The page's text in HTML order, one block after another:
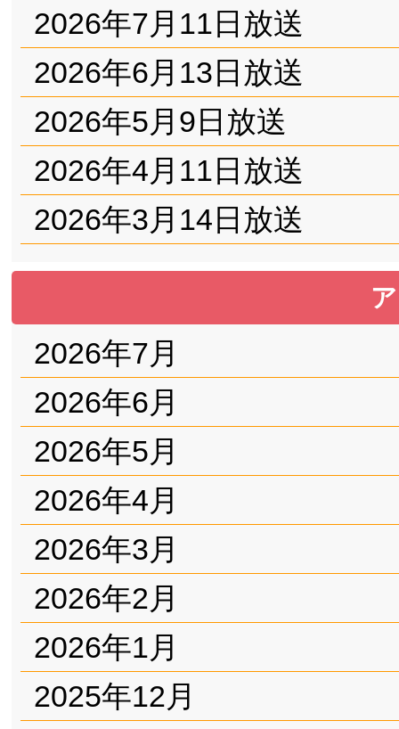
2026年7月11日放送
2026年6月13日放送
2026年5月9日放送
2026年4月11日放送
2026年3月14日放送
2026年7月
2026年6月
2026年5月
2026年4月
2026年3月
2026年2月
2026年1月
2025年12月